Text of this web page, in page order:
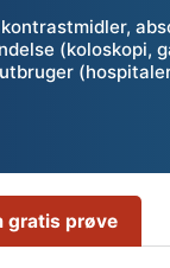
(koloskopi,
gratis prøve